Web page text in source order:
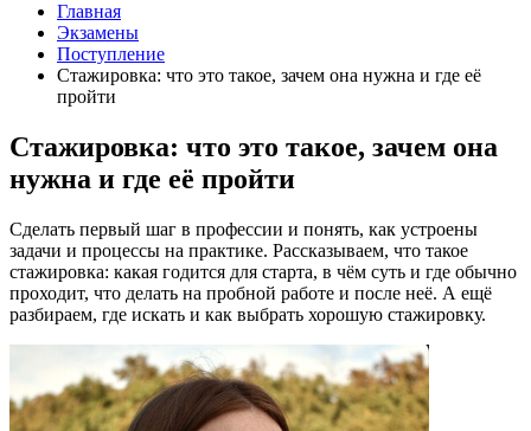
Главная
Экзамены
Поступление
Стажировка: что это такое, зачем она нужна и где её
пройти
Стажировка: что это такое, зачем она
нужна и где её пройти
Сделать первый шаг в профессии и понять, как устроены
задачи и процессы на практике. Рассказываем, что такое
стажировка: какая годится для старта, в чём суть и где обычно
проходит, что делать на пробной работе и после неё. А ещё
разбираем, где искать и как выбрать хорошую стажировку.